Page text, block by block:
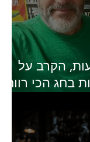
הקרב על
בחג הכי רווחי
והמכירות